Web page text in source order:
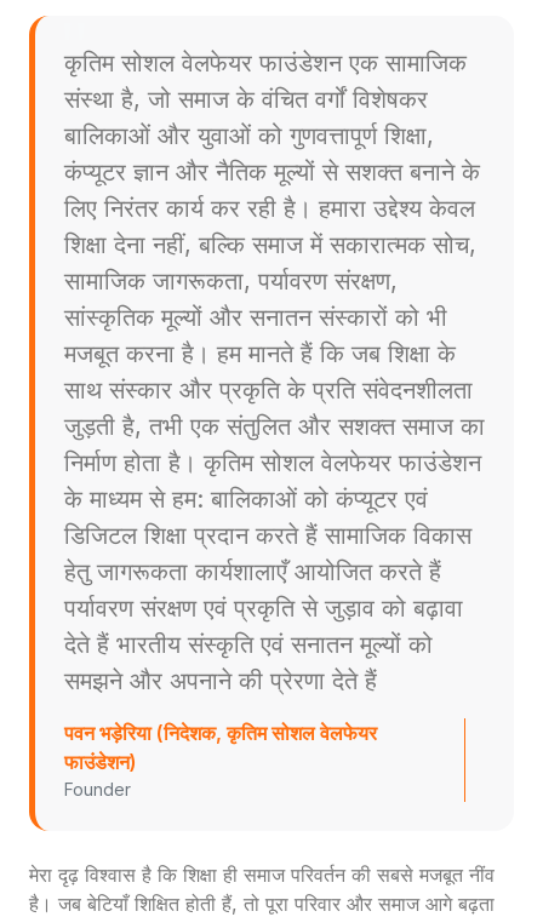
कृतिम सोशल वेलफेयर फाउंडेशन एक सामाजिक
संस्था है, जो समाज के वंचित वर्गों विशेषकर
बालिकाओं और युवाओं को गुणवत्तापूर्ण शिक्षा,
कंप्यूटर ज्ञान और नैतिक मूल्यों से सशक्त बनाने के
लिए निरंतर कार्य कर रही है। हमारा उद्देश्य केवल
शिक्षा देना नहीं, बल्कि समाज में सकारात्मक सोच,
सामाजिक जागरूकता, पर्यावरण संरक्षण,
सांस्कृतिक मूल्यों और सनातन संस्कारों को भी
मजबूत करना है। हम मानते हैं कि जब शिक्षा के
साथ संस्कार और प्रकृति के प्रति संवेदनशीलता
जुड़ती है, तभी एक संतुलित और सशक्त समाज का
निर्माण होता है। कृतिम सोशल वेलफेयर फाउंडेशन
के माध्यम से हम: बालिकाओं को कंप्यूटर एवं
डिजिटल शिक्षा प्रदान करते हैं सामाजिक विकास
हेतु जागरूकता कार्यशालाएँ आयोजित करते हैं
पर्यावरण संरक्षण एवं प्रकृति से जुड़ाव को बढ़ावा
देते हैं भारतीय संस्कृति एवं सनातन मूल्यों को
समझने और अपनाने की प्रेरणा देते हैं
पवन भड़ेरिया (निदेशक, कृतिम सोशल वेलफेयर
फाउंडेशन)
Founder
मेरा दृढ़ विश्वास है कि शिक्षा ही समाज परिवर्तन की सबसे मजबूत नींव
है। जब बेटियाँ शिक्षित होती हैं, तो पूरा परिवार और समाज आगे बढ़ता